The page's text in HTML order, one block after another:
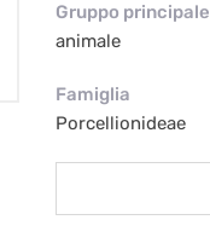
Gruppo principale
animale
Famiglia
Porcellionideae